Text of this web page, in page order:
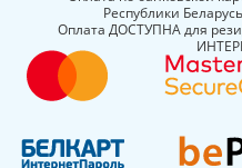
Республики
Оплата ДОСТУПНА для